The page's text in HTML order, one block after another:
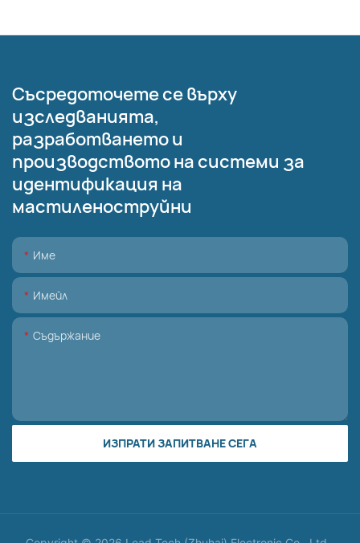
Съсредоточете се върху
изследванията,
разработването и
производството на системи за
идентификация на
мастиленоструйни
Име
Имейл
Съдържание
ИЗПРАТИ ЗАПИТВАНЕ СЕГА